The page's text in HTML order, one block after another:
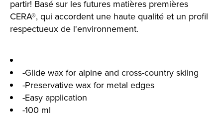
partir! Basé sur les futures matières premières
CERA®, qui accordent une haute qualité et un profil
respectueux de l'environnement.
-Glide wax for alpine and cross-country skiing
-Preservative wax for metal edges
-Easy application
-100 ml